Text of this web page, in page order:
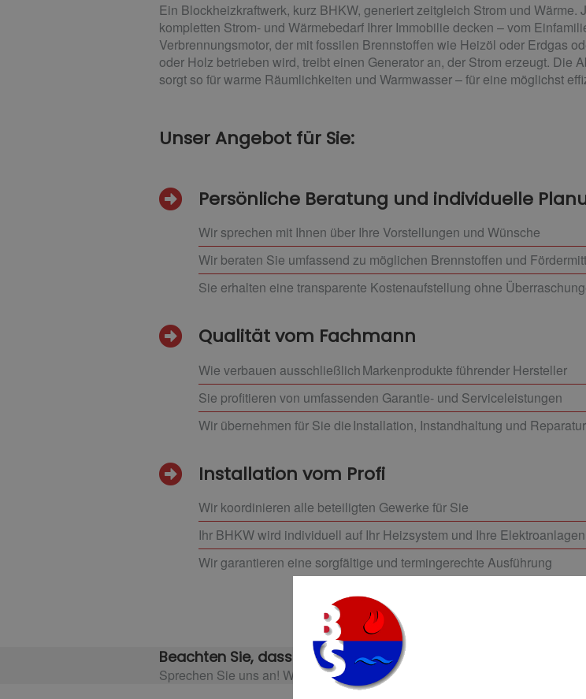
Ein Blockheizkraftwerk, kurz BHKW, generiert zeitgleich Strom und
kompletten Strom- und Wärmebedarf Ihrer Immobilie decken – vom
Verbrennungsmotor, der mit fossilen Brennstoffen wie Heizöl oder Erdgas
oder Holz betrieben wird, treibt einen Generator an, der Strom erzeugt. Die
sorgt so für warme Räumlichkeiten und Warmwasser – für eine möglichst
Unser Angebot für Sie:
Persönliche Beratung und individuelle
Wir sprechen mit Ihnen über Ihre Vorstellungen und Wünsche
Wir beraten Sie umfassend zu möglichen Brennstoffen und
Sie erhalten eine transparente Kostenaufstellung ohne
Qualität vom Fachmann
Wie verbauen ausschließlich Markenprodukte führender Hersteller
Sie profitieren von umfassenden Garantie- und Serviceleistungen
Wir übernehmen für Sie die Installation, Instandhaltung und Reparatur
Installation vom Profi
Wir koordinieren alle beteiligten Gewerke für Sie
Ihr BHKW wird individuell auf Ihr Heizsystem und Ihre
Wir garantieren eine sorgfältige und termingerechte Ausführung
Beachten Sie, dass es eventuell Fördermöglichkeiten gibt.
Sprechen Sie uns an! Wir informieren Sie.​